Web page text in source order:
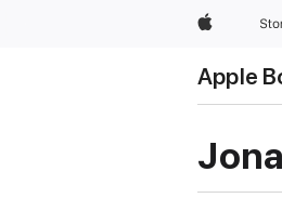
Apple
Apple